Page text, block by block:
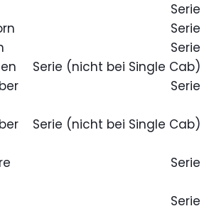
Serie
Serie
Serie
Serie (nicht bei Single Cab)
Serie
Serie (nicht bei Single Cab)
Serie
Serie